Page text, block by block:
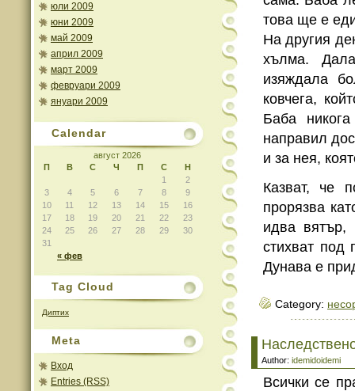
юли 2009
юни 2009
май 2009
април 2009
март 2009
февруари 2009
януари 2009
Calendar
август 2026
П
В С Ч П С Н
« фев
1
2
3
4 5 6 7 8
9
10
11 12 13 14 15
16
17
18 19 20 21 22
23
24
25 26 27 28 29
30
31
Tag Cloud
Диптих
Meta
Вход
Entries (RSS)
това ще е
На другия
хълма.
изяждала
ковчега,
Баба
направил
и за нея,
Казват, че
прорязва
идва
стихват под
Дунава е
Category:
Author: idemidoidemi
Всички се